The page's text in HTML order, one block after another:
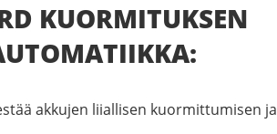
KUORMITUKSEN
akkujen liiallisen kuormittumisen